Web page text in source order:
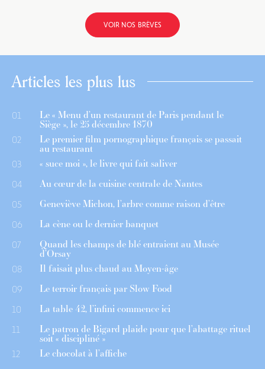
VOIR NOS BRÈVES
Articles les plus lus
01 Le « Menu d’un restaurant de Paris pendant le
Siège », le 25 décembre 1870
02 Le premier film pornographique français se passait
au restaurant
03 « suce moi », le livre qui fait saliver
04 Au cœur de la cuisine centrale de Nantes
05 Geneviève Michon, l’arbre comme raison d’être
06 La cène ou le dernier banquet
07 Quand les champs de blé entraient au Musée
d’Orsay
08 Il faisait plus chaud au Moyen-âge
09 Le terroir français par Slow Food
10 La table 42, l’infini commence ici
11 Le patron de Bigard plaide pour que l’abattage rituel
soit « discipliné »
12 Le chocolat à l’affiche